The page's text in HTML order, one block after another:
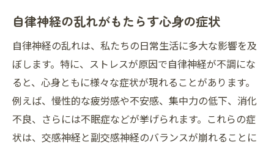
瞑想を習慣にするためのステップバイステ
ップガイド
自然の力で自律神経を整えストレスを軽減する
メリット
自然環境が自律神経に与える影響
森林浴と自律神経の関係
自然の中で過ごす時間がもたらす心の癒し
自律神経の乱れがもたらす心身の症状
自律神経の乱れは、私たちの日常生活に多大な影響を及
ぼします。特に、ストレスが原因で自律神経が不調にな
ると、心身ともに様々な症状が現れることがあります。
例えば、慢性的な疲労感や不安感、集中力の低下、消化
不良、さらには不眠症などが挙げられます。これらの症
状は、交感神経と副交感神経のバランスが崩れることに